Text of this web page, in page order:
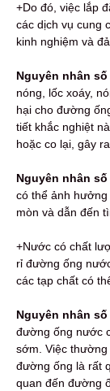
+Do đó, việc lắp
các dịch vụ cung
kinh nghiệm và
Nguyên nhân số
nóng, lốc xoáy,
hại cho đường
tiết khắc nghiệt
hoặc co lại, gây
Nguyên nhân số
có thể ảnh
mòn và dẫn đến
+Nước có chất
rỉ đường ống
các tạp chất có
Nguyên nhân số
đường ống nước
sớm. Việc
đường ống là rất
quan đến đường